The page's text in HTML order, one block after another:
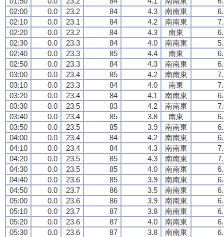
02:00
0.0 23.2 84 4.3 南南東
02:10
0.0 23.1 84 4.2 南南東
02:20
0.0 23.2 84 4.3 南東
02:30
0.0 23.3 84 4.0 南南東
02:40
0.0 23.3 85 4.4 南東
02:50
0.0 23.3 84 4.3 南南東
03:00
0.0 23.4 85 4.2 南南東
03:10
0.0 23.3 84 4.0 南東
03:20
0.0 23.4 84 4.1 南南東
03:30
0.0 23.5 83 4.2 南南東
03:40
0.0 23.4 85 3.8 南東
03:50
0.0 23.5 85 3.9 南南東
04:00
0.0 23.4 84 4.2 南南東
04:10
0.0 23.4 84 4.3 南南東
04:20
0.0 23.5 85 4.3 南南東
04:30
0.0 23.5 85 4.0 南南東
04:40
0.0 23.6 85 3.9 南南東
04:50
0.0 23.7 86 3.5 南南東
05:00
0.0 23.6 86 3.9 南南東
05:10
0.0 23.7 87 3.8 南南東
05:20
0.0 23.6 87 4.0 南南東
05:30
0.0 23.6 87 3.8 南南東